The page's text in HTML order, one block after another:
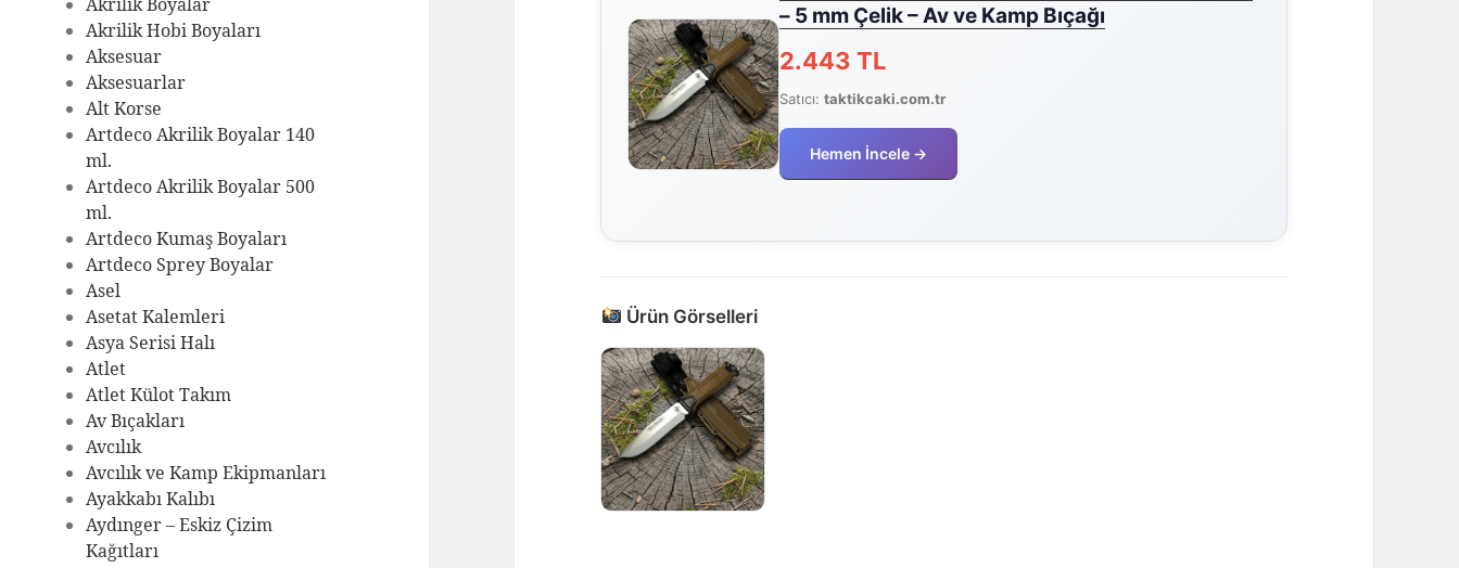
Akrilik Hobi Boyaları
Aksesuar
Aksesuarlar
Alt Korse
Artdeco Akrilik Boyalar 140
ml.
Artdeco Akrilik Boyalar 500
ml.
Artdeco Kumaş Boyaları
Artdeco Sprey Boyalar
Asel
Asetat Kalemleri
Asya Serisi Halı
Atlet
Atlet Külot Takım
Av Bıçakları
Avcılık
Avcılık ve Kamp Ekipmanları
Ayakkabı Kalıbı
Aydınger – Eskiz Çizim
Kağıtları
– 5 mm Çelik – Av ve Kamp Bıçağı
2.443 TL
Satıcı:taktikcaki.com.tr
Hemen İncele →
Ürün Görselleri